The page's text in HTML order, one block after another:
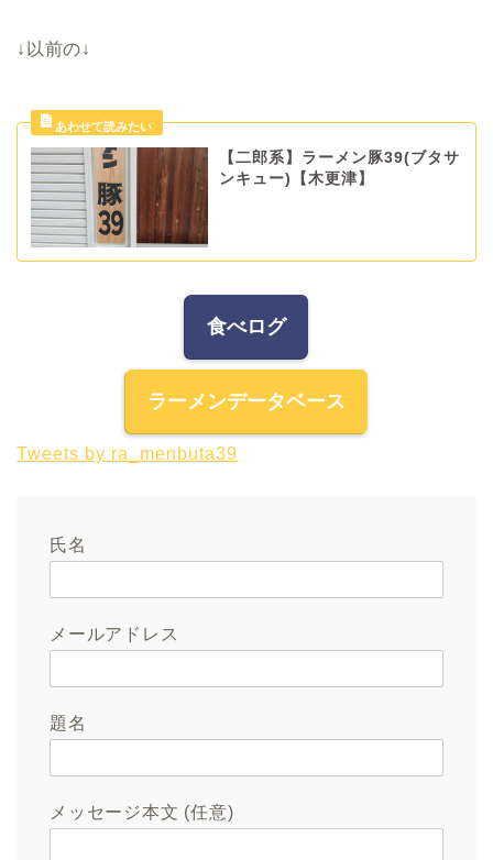
↓以前の↓
【二郎系】ラーメン豚39(ブタサ
ンキュー)【木更津】
食べログ
ラーメンデータベース
Tweets by ra_menbuta39
氏名
メールアドレス
題名
メッセージ本文 (任意)